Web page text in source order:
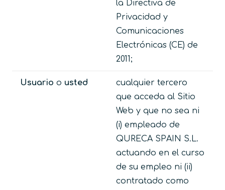
la Directiva de
Privacidad y
Comunicaciones
Electrónicas (CE) de
2011;
Usuario o usted
cualquier tercero
que acceda al Sitio
Web y que no sea ni
(i) empleado de
QURECA SPAIN S.L.
actuando en el curso
de su empleo ni (ii)
contratado como